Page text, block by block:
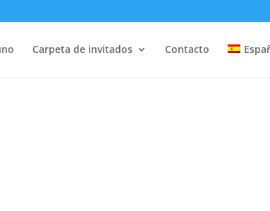
Carpeta de invitados Contacto